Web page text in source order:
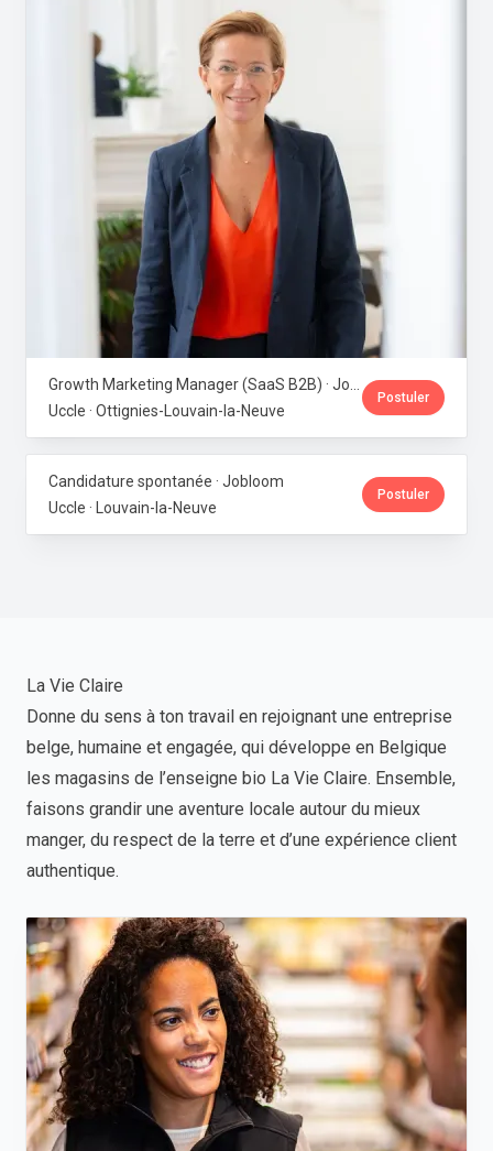
Uccle · Ottignies-Louvain-la-Neuve
Postuler
Candidature spontanée · Jobloom
Uccle · Louvain-la-Neuve
Postuler
La Vie Claire
Donne du sens à ton travail en rejoignant une entreprise
belge, humaine et engagée, qui développe en Belgique
les magasins de l’enseigne bio La Vie Claire. Ensemble,
faisons grandir une aventure locale autour du mieux
manger, du respect de la terre et d’une expérience client
authentique.